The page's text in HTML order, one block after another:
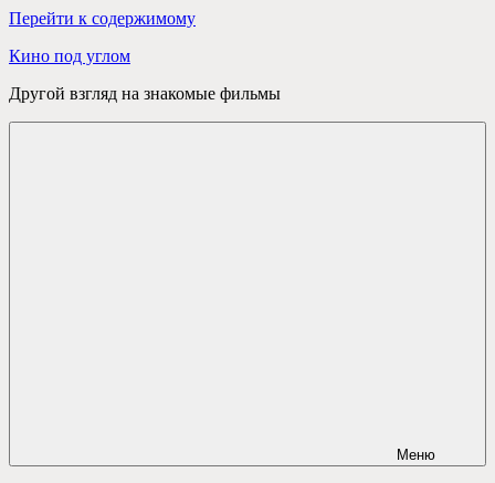
Перейти к содержимому
Кино под углом
Другой взгляд на знакомые фильмы
Меню